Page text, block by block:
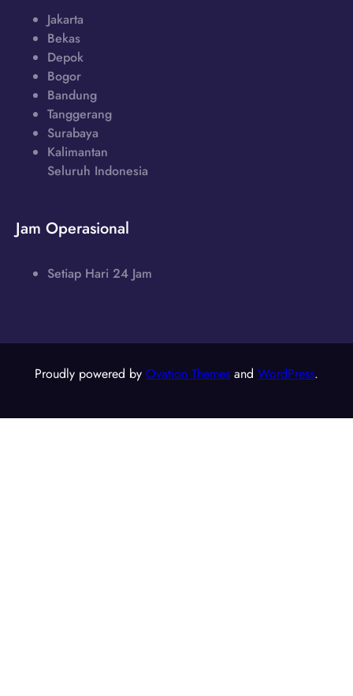
Jakarta
Bekas
Depok
Bogor
Bandung
Tanggerang
Surabaya
Kalimantan
Seluruh Indonesia
Jam Operasional
Setiap Hari 24 Jam
Proudly powered by Ovation Themes and WordPress.